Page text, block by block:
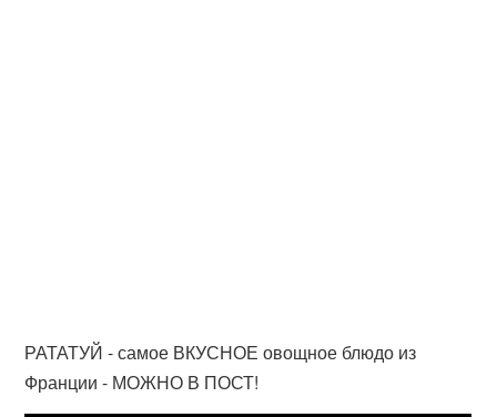
РАТАТУЙ - самое ВКУСНОЕ овощное блюдо из
Франции - МОЖНО В ПОСТ!